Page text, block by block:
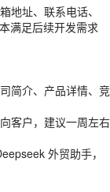
地址、联系电话、
满足后续开发需求
简介、产品详情、竞
客户，建议一周左右
外贸助手，